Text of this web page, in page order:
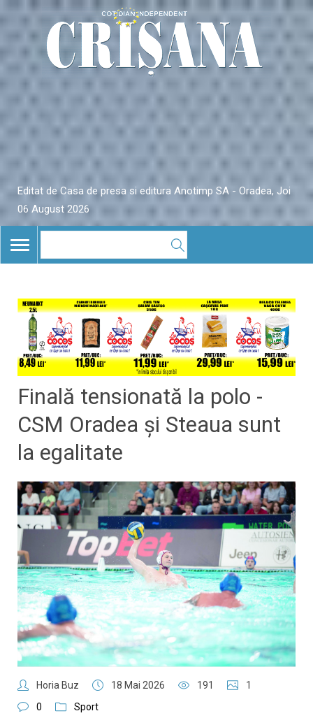
Editat de Casa de presa si editura Anotimp SA - Oradea, Joi
06 August 2026
TOGGLE
NAVIGATION
Finală tensionată la polo -
CSM Oradea şi Steaua sunt
la egalitate
Horia Buz 18 Mai 2026 191
1
0
Sport